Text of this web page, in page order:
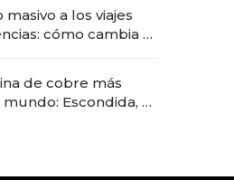
a los viajes
cómo cambia el
de cobre más
Escondida, el